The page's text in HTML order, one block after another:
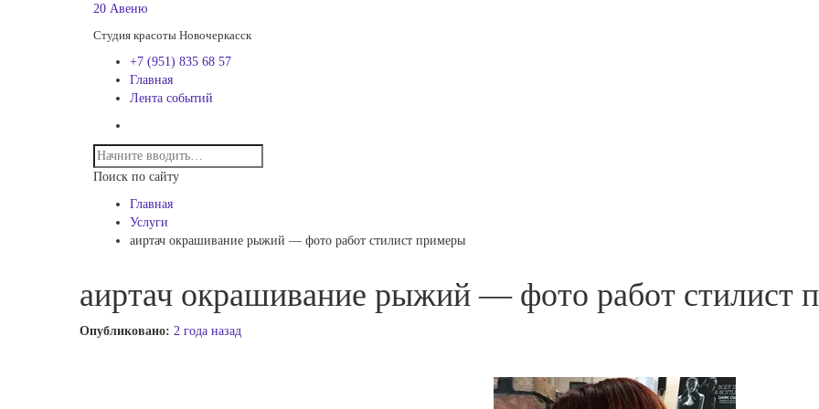
20 Авеню
Студия красоты Новочеркасск
+7 (951) 835 68 57
Главная
Лента событий
Поиск по сайту
Главная
Услуги
аиртач окрашивание рыжий — фото работ стилист примеры
аиртач окрашивание рыжий — фото работ стилист
Опубликовано: 2 года назад